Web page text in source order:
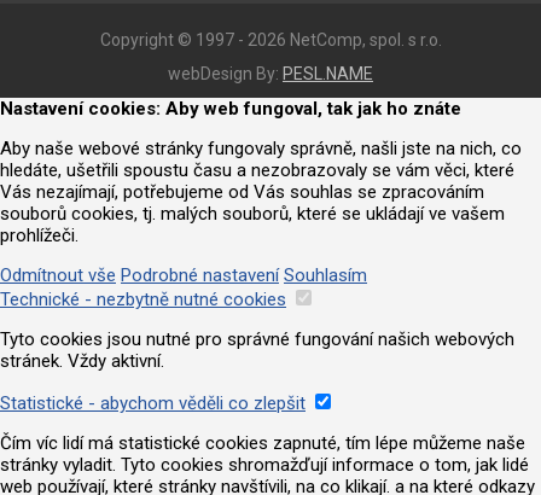
Copyright © 1997 - 2026 NetComp, spol. s r.o.
webDesign By: PESL.NAME
Nastavení cookies: Aby web fungoval, tak jak ho znáte
Aby naše webové stránky fungovaly správně, našli jste na nich, co
hledáte, ušetřili spoustu času a nezobrazovaly se vám věci, které
Vás nezajímají, potřebujeme od Vás souhlas se zpracováním
souborů cookies, tj. malých souborů, které se ukládají ve vašem
prohlížeči.
Odmítnout vše Podrobné nastavení Souhlasím
Technické - nezbytně nutné cookies
Tyto cookies jsou nutné pro správné fungování našich webových
stránek. Vždy aktivní.
Statistické - abychom věděli co zlepšit
Čím víc lidí má statistické cookies zapnuté, tím lépe můžeme naše
stránky vyladit. Tyto cookies shromažďují informace o tom, jak lidé
web používají, které stránky navštívili, na co klikají. a na které odkazy